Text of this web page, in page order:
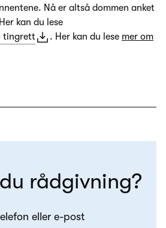
Nå er altså dommen anket
kan du lese
tingrett
. Her kan du lese mer om
rådgivning?
eller e-post